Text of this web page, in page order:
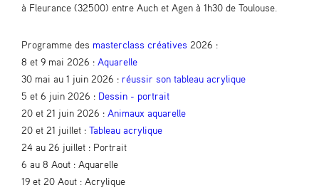
à Fleurance (32500) entre Auch et Agen à 1h30 de Toulouse.
Programme des masterclass créatives 2026 :
8 et 9 mai 2026 : Aquarelle
30 mai au 1 juin 2026 : réussir son tableau acrylique
5 et 6 juin 2026 : Dessin - portrait
20 et 21 juin 2026 : Animaux aquarelle
20 et 21 juillet : Tableau acrylique
24 au 26 juillet : Portrait
6 au 8 Aout : Aquarelle
19 et 20 Aout : Acrylique